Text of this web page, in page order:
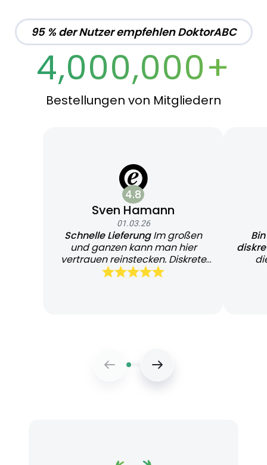
95 % der Nutzer empfehlen DoktorABC
4,000,000+
Bestellungen von Mitgliedern
4.8
Sven Hamann
01.03.26
Schnelle LieferungIm großen
und ganzen kann man hier
vertrauen reinstecken. Diskrete
und schnelle Lieferung